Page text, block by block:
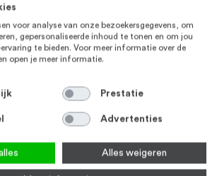
voor analyse van onze bezoekersgegevens, om
gepersonaliseerde inhoud te tonen en om jou
te bieden. Voor meer informatie over de
open je meer informatie.
Prestatie
Advertenties
Alles weigeren